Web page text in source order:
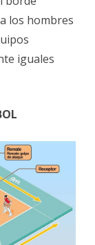
los hombres
iguales